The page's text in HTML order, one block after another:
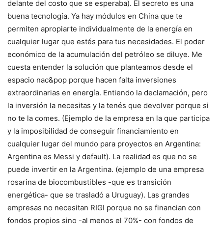
delante del costo que se esperaba). El secreto es una
buena tecnología. Ya hay módulos en China que te
permiten apropiarte individualmente de la energía en
cualquier lugar que estés para tus necesidades. El poder
económico de la acumulación del petróleo se diluye. Me
cuesta entender la solución que planteamos desde el
espacio nac&pop porque hacen falta inversiones
extraordinarias en energía. Entiendo la declamación, pero
la inversión la necesitas y la tenés que devolver porque si
no te la comes. (Ejemplo de la empresa en la que participa
y la imposibilidad de conseguir financiamiento en
cualquier lugar del mundo para proyectos en Argentina:
Argentina es Messi y default). La realidad es que no se
puede invertir en la Argentina. (ejemplo de una empresa
rosarina de biocombustibles -que es transición
energética- que se trasladó a Uruguay). Las grandes
empresas no necesitan RIGI porque no se financian con
fondos propios sino -al menos el 70%- con fondos de